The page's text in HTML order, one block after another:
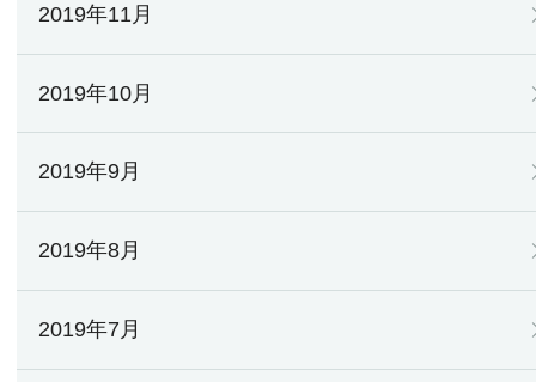
2019年11月
2019年10月
2019年9月
2019年8月
2019年7月